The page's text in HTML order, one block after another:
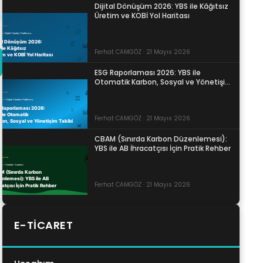
Dijital Dönüşüm 2026: YBS ile Kâğıtsız
Üretim ve KOBİ Yol Haritası
Ferhat CAMGÖZ · 21 Mayıs 2026
ESG Raporlaması 2026: YBS ile
Otomatik Karbon, Sosyal ve Yönetişim
Ferhat CAMGÖZ · 21 Mayıs 2026
CBAM (Sınırda Karbon Düzenlemesi):
YBS ile AB İhracatçısı İçin Pratik Rehber
Ferhat CAMGÖZ · 21 Mayıs 2026
E-TICARET